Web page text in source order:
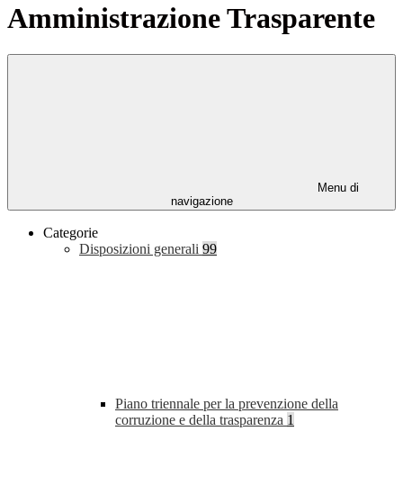
Amministrazione Trasparente
Menu di
navigazione
Categorie
Disposizioni generali 99
Piano triennale per la prevenzione della
corruzione e della trasparenza 1